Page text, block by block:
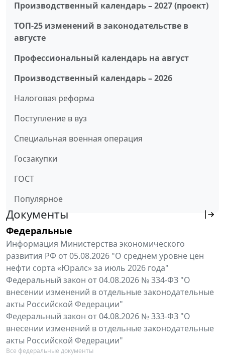
Производственный календарь – 2027 (проект)
ТОП-25 изменений в законодательстве в
августе
Профессиональный календарь на август
Производственный календарь – 2026
Налоговая реформа
Поступление в вуз
Специальная военная операция
Госзакупки
ГОСТ
Популярное
Документы
Федеральные
Информация Министерства экономического
развития РФ от 05.08.2026 "О среднем уровне цен
нефти сорта «Юралс» за июль 2026 года"
Федеральный закон от 04.08.2026 № 334-ФЗ "О
внесении изменений в отдельные законодательные
акты Российской Федерации"
Федеральный закон от 04.08.2026 № 333-ФЗ "О
внесении изменений в отдельные законодательные
акты Российской Федерации"
Все федеральные документы